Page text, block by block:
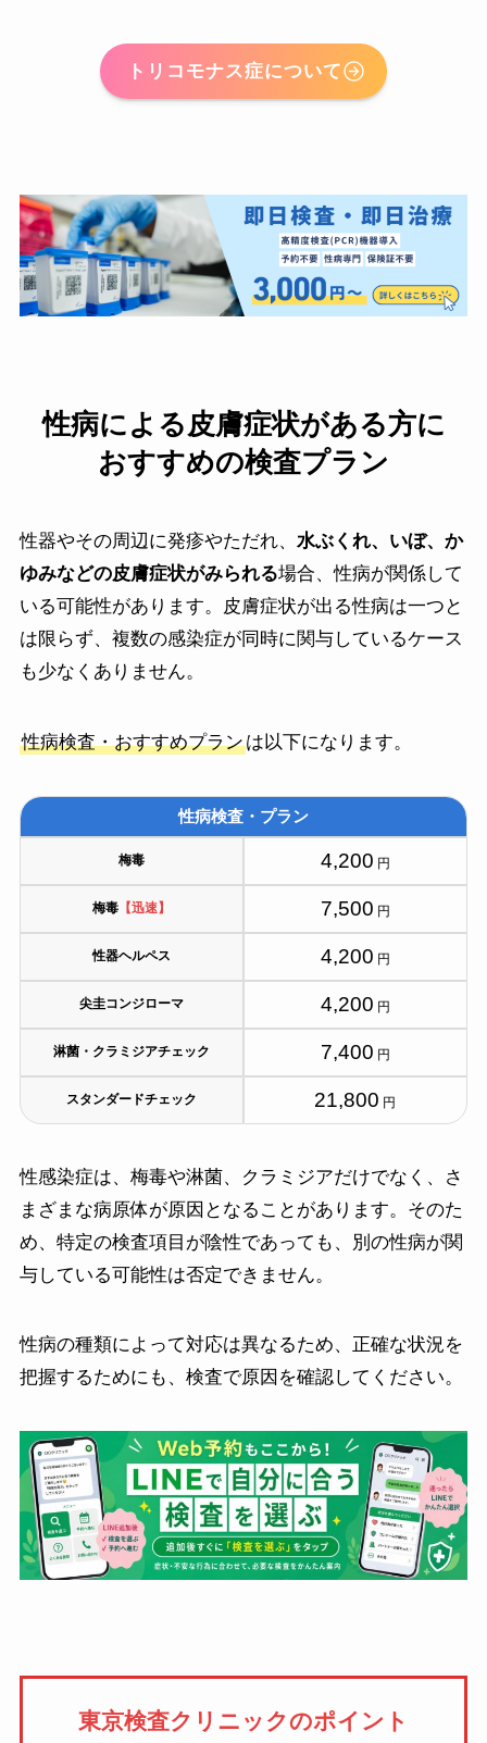
トリコモナス症について
性病による皮膚症状がある方に
おすすめの検査プラン
性器やその周辺に発疹やただれ、 水ぶくれ、いぼ、か
ゆみなどの皮膚症状がみられる場合、性病が関係して
いる可能性があります。皮膚症状が出る性病は一つと
は限らず、複数の感染症が同時に関与しているケース
も少なくありません。
性病検査・おすすめプランは以下になります。
性病検査・プラン
梅毒 4,200 円
梅毒【迅速】 7,500 円
性器ヘルペス 4,200 円
尖圭コンジローマ 4,200 円
淋菌・クラミジアチェック 7,400 円
スタンダードチェック 21,800 円
性感染症は、梅毒や淋菌、クラミジアだけでなく、さ
まざまな病原体が原因となることがあります。そのた
め、特定の検査項目が陰性であっても、別の性病が関
与している可能性は否定できません。
性病の種類によって対応は異なるため、正確な状況を
把握するためにも、検査で原因を確認してください。
東京検査クリニックのポイント